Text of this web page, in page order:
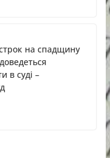
на спадщину
в суді –